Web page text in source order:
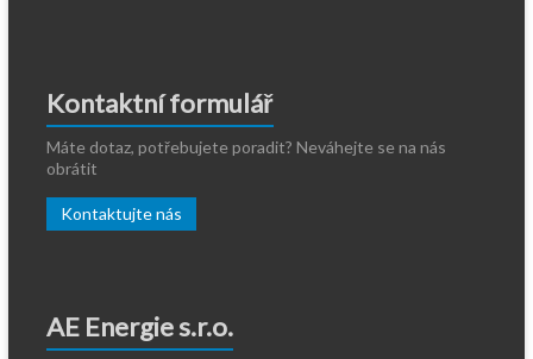
Kontaktní formulář
Máte dotaz, potřebujete poradit? Neváhejte se na nás
obrátit
Kontaktujte nás
AE Energie s.r.o.